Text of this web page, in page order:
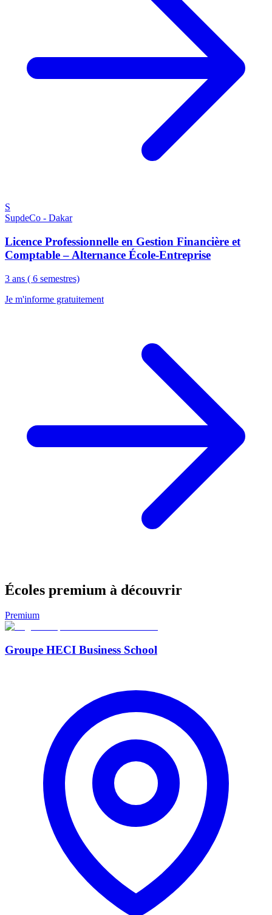
S
SupdeCo - Dakar
Licence Professionnelle en Gestion Financière et
Comptable – Alternance École-Entreprise
3 ans ( 6 semestres)
Je m'informe gratuitement
Écoles premium à découvrir
Premium
Groupe HECI Business School